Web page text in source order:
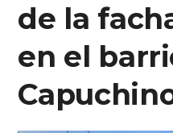
de la
en el